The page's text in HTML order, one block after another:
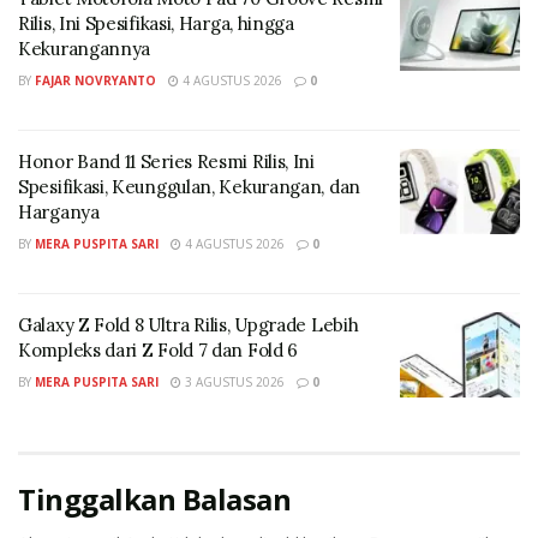
diproses.
7. Tunggu prosesnya beberapa saat.
Prompt Foto Latar Negeri Dongeng
Prompt merupakan elemen penting dalam edit foto
bisa digunakan.
Prompt 1
bunga dan ilalang tinggi, dengan latar seperti pilar-
Rilis, Ini Spesifikasi, Harga, hingga
Kekurangannya
BY FAJAR NOVRYANTO 4 AGUSTUS 2026 0
Honor Band 11 Series Resmi Rilis, Ini
Spesifikasi, Keunggulan, Kekurangan, dan
Harganya
BY MERA PUSPITA SARI 4 AGUSTUS 2026 0
Galaxy Z Fold 8 Ultra Rilis, Upgrade Lebih
Kompleks dari Z Fold 7 dan Fold 6
BY MERA PUSPITA SARI 3 AGUSTUS 2026 0
Tinggalkan Balasan